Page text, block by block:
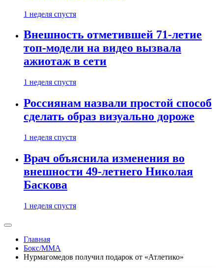
1 неделя спустя
Внешность отметившей 71-летие
топ-модели на видео вызвала
ажиотаж в сети
1 неделя спустя
Россиянам назвали простой способ
сделать образ визуально дороже
1 неделя спустя
Врач объяснила изменения во
внешности 49-летнего Николая
Баскова
1 неделя спустя
Главная
Бокс/MMA
Нурмагомедов получил подарок от «Атлетико»